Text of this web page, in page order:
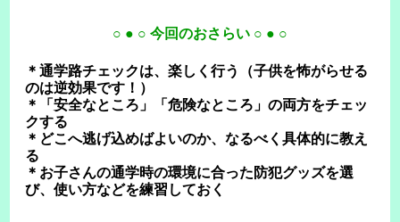
○ ● ○ 今回のおさらい ○ ● ○
＊通学路チェックは、楽しく行う（子供を怖がらせる
のは逆効果です！）
＊「安全なところ」「危険なところ」の両方をチェッ
クする
＊どこへ逃げ込めばよいのか、なるべく具体的に教え
る
＊お子さんの通学時の環境に合った防犯グッズを選
び、使い方などを練習しておく